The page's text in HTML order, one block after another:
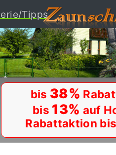
Tipps
bis 38%
bis 13% auf
Rabattaktion